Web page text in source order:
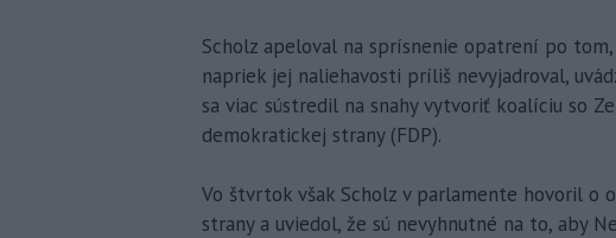
Scholz apeloval na sprísnenie opatrení po
napriek jej naliehavosti príliš nevyjadroval,
sa viac sústredil na snahy vytvoriť koalíciu so
demokratickej strany (FDP).
Vo štvrtok však Scholz v parlamente hovoril o
strany a uviedol, že sú nevyhnutné na to, aby